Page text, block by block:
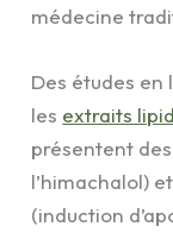
médecine
Des études
les extraits
présentent
l’himachalol)
(induction